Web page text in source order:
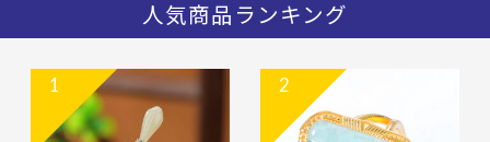
人気商品ランキング
1 2